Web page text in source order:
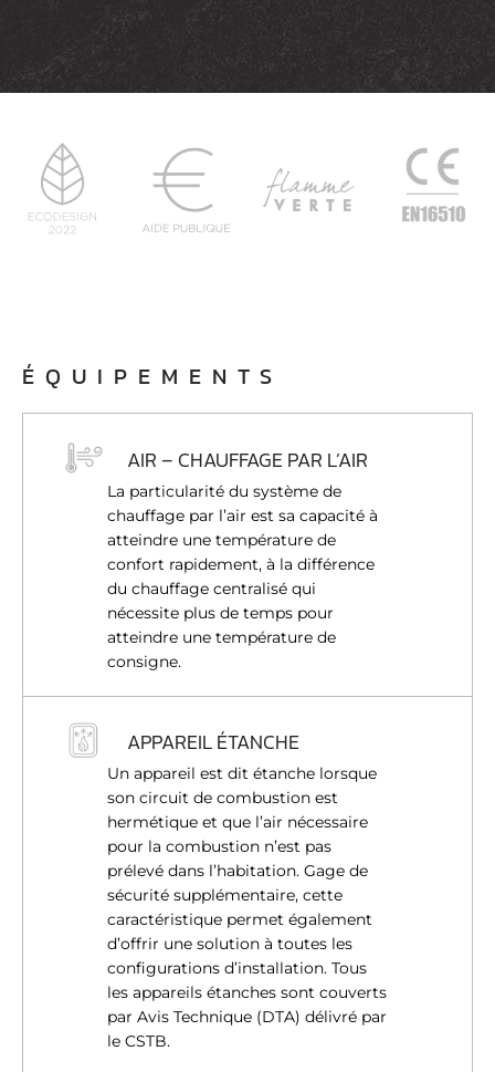
ÉQUIPEMENTS
AIR – CHAUFFAGE PAR L’AIR
La particularité du système de
chauffage par l’air est sa capacité à
atteindre une température de
confort rapidement, à la différence
du chauffage centralisé qui
nécessite plus de temps pour
atteindre une température de
consigne.
APPAREIL ÉTANCHE
Un appareil est dit étanche lorsque
son circuit de combustion est
hermétique et que l’air nécessaire
pour la combustion n’est pas
prélevé dans l’habitation. Gage de
sécurité supplémentaire, cette
caractéristique permet également
d’offrir une solution à toutes les
configurations d’installation. Tous
les appareils étanches sont couverts
par Avis Technique (DTA) délivré par
le CSTB.